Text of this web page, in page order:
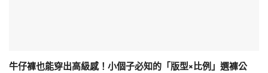
牛仔褲也能穿出高級感！小個子必知的「版型×比例」選褲公